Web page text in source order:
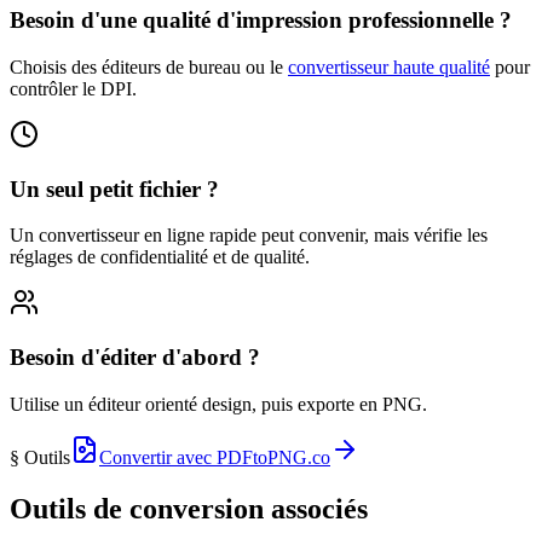
Besoin d'une qualité d'impression professionnelle ?
Choisis des éditeurs de bureau ou le convertisseur haute qualité pour
contrôler le DPI.
Un seul petit fichier ?
Un convertisseur en ligne rapide peut convenir, mais vérifie les
réglages de confidentialité et de qualité.
Besoin d'éditer d'abord ?
Utilise un éditeur orienté design, puis exporte en PNG.
§ Outils Convertir avec PDFtoPNG.co
Outils de conversion associés